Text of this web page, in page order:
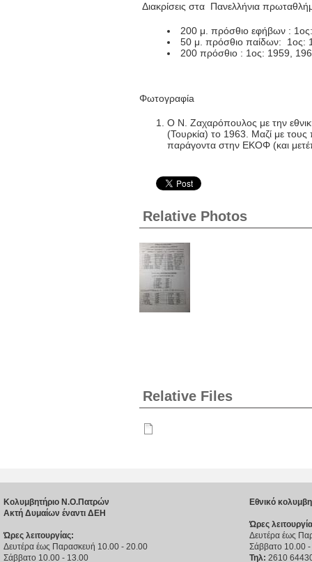
Διακρίσεις στα Πανελλήνια
200 μ. πρόσθιο εφήβων :
50 μ. πρόσθιο παίδων: 1ος:
200 πρόσθιο : 1ος: 1959,
Φωτογραφίa
Ο Ν. Ζαχαρόπουλος με την
(Τουρκία) το 1963. Μαζί με
παράγοντα στην ΕΚΟΦ (και
Relative Photos
Relative Files
Κολυμβητήριο Ν.Ο.Πατρών
Ακτή Δυμαίων έναντι ΔΕΗ
Ώρες λειτουργίας:
Δευτέρα έως Παρασκευή 10.00 - 20.00
Σάββατο 10.00 - 13.00
Εθνικό
Ώρες
Δευτέρα έως
Σάββατο 10.00
Τηλ: 2610